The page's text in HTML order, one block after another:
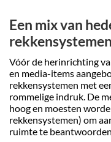
Een mix van
rekkensystemen
Vóór de herinrichting
en media-items
rekkensystemen met
rommelige indruk. De
hoog en moesten
rekkensystemen) om
ruimte te